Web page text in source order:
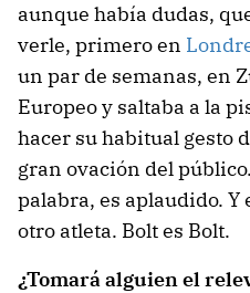
aunque había dudas,
verle, primero en
un par de semanas, en
Europeo y saltaba a la
hacer su habitual gesto
gran ovación del
palabra, es aplaudido.
otro atleta. Bolt es Bolt.
¿Tomará alguien el